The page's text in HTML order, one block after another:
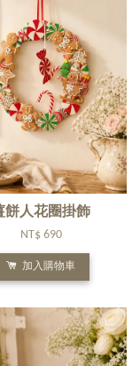
餅人花圈掛飾
NT$ 690
加入購物車